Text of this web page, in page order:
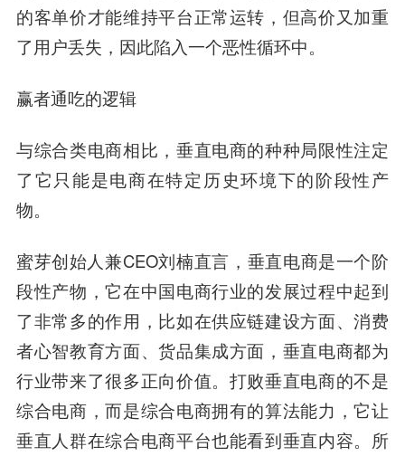
的客单价才能维持平台正常运转，但高价又加重
了用户丢失，因此陷入一个恶性循环中。
赢者通吃的逻辑
与综合类电商相比，垂直电商的种种局限性注定
了它只能是电商在特定历史环境下的阶段性产
物。
蜜芽创始人兼CEO刘楠直言，垂直电商是一个阶
段性产物，它在中国电商行业的发展过程中起到
了非常多的作用，比如在供应链建设方面、消费
者心智教育方面、货品集成方面，垂直电商都为
行业带来了很多正向价值。打败垂直电商的不是
综合电商，而是综合电商拥有的算法能力，它让
垂直人群在综合电商平台也能看到垂直内容。所